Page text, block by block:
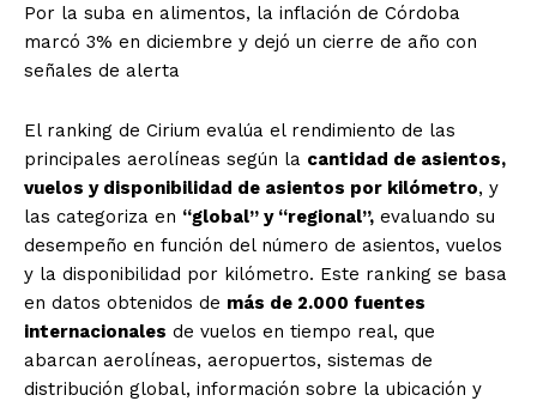
Por la suba en alimentos, la inflación de Córdoba
marcó 3% en diciembre y dejó un cierre de año con
señales de alerta
El ranking de Cirium evalúa el rendimiento de las
principales aerolíneas según la cantidad de asientos,
vuelos y disponibilidad de asientos por kilómetro, y
las categoriza en “global” y “regional”, evaluando su
desempeño en función del número de asientos, vuelos
y la disponibilidad por kilómetro. Este ranking se basa
en datos obtenidos de más de 2.000 fuentes
internacionales de vuelos en tiempo real, que
abarcan aerolíneas, aeropuertos, sistemas de
distribución global, información sobre la ubicación y